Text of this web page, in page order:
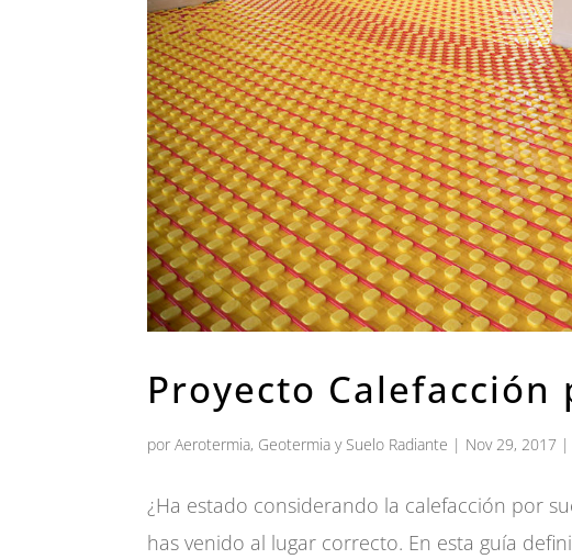
Proyecto
porAerotermia, Geotermia y Suelo Radiante | Nov 29, 2017 |
¿Ha estado considerando la calefacción por
has venido al lugar correcto. En esta guía